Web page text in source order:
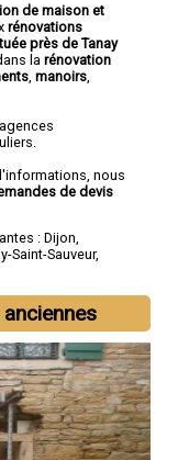
de maison et
rénovations
près de Tanay
la rénovation
manoirs
nous
de devis
: Dijon,
Saint-Sauveur,